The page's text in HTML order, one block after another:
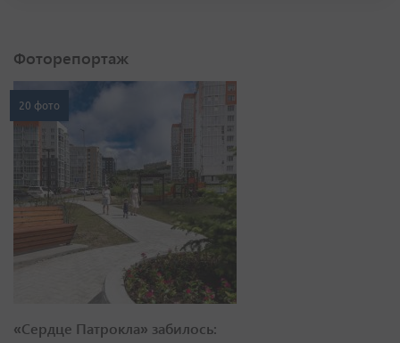
Фоторепортаж
20 фото
«Сердце Патрокла» забилось: